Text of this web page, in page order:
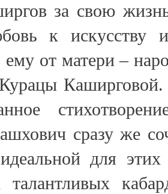
за свою
к искусству
ему от матери –
Каширговой.
сразу же
идеальной для